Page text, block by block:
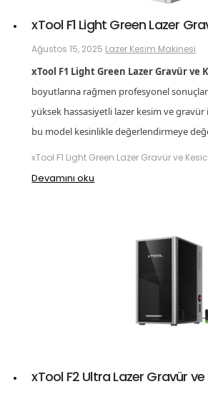
xTool F1 Light Green Lazer
Ağustos 15, 2025 Lazer Kesim Makinesi
xTool F1 Light Green Lazer Gravür ve
boyutlarına rağmen profesyonel
yüksek hassasiyetli lazer kesim ve gravür
bu model kesinlikle değerlendirmeye
xTool F1 Light Green Lazer Gravür ve
Devamını oku
xTool F2 Ultra Lazer Gravür ve